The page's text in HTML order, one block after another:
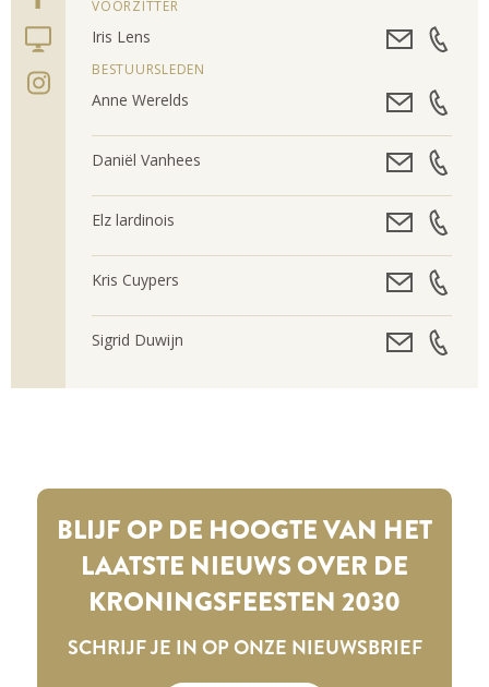
VOORZITTER
Iris Lens
BESTUURSLEDEN
Anne Werelds
Daniël Vanhees
Elz lardinois
Kris Cuypers
Sigrid Duwijn
BLIJF OP DE HOOGTE VAN HET
LAATSTE NIEUWS OVER DE
KRONINGSFEESTEN 2030
SCHRIJF JE IN OP ONZE NIEUWSBRIEF